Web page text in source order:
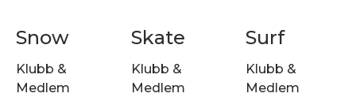
Snow
Klubb &
Medlem
Skate
Klubb &
Medlem
Surf
Klubb &
Medlem